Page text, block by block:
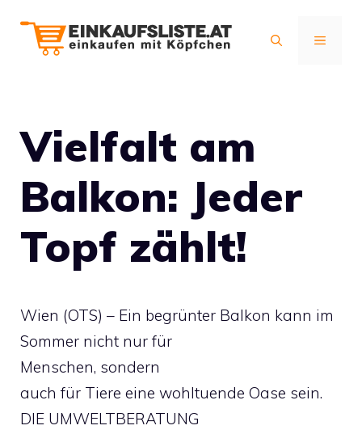
Inhalt
MENÜ
Vielfalt am
Balkon: Jeder
Topf zählt!
Wien (OTS) – Ein begrünter Balkon kann im
Sommer nicht nur für
Menschen, sondern
auch für Tiere eine wohltuende Oase sein.
DIE UMWELTBERATUNG